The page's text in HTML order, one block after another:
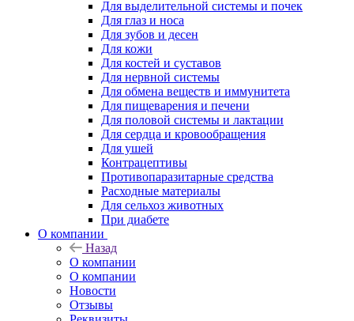
Для выделительной системы и почек
Для глаз и носа
Для зубов и десен
Для кожи
Для костей и суставов
Для нервной системы
Для обмена веществ и иммунитета
Для пищеварения и печени
Для половой системы и лактации
Для сердца и кровообращения
Для ушей
Контрацептивы
Противопаразитарные средства
Расходные материалы
Для сельхоз животных
При диабете
О компании
Назад
О компании
О компании
Новости
Отзывы